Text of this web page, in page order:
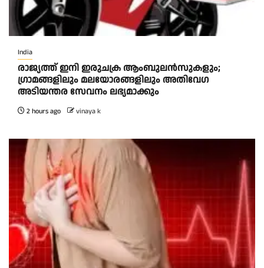
India
രാജ്യത്ത് ഇനി ഇരുചക്ര ആംബുലന്‍സുകളും;
ഗ്രാമങ്ങളിലും മലയോരങ്ങളിലും അതിവേഗ
അടിയന്തര സേവനം ലഭ്യമാക്കും
2 hours ago vinaya k